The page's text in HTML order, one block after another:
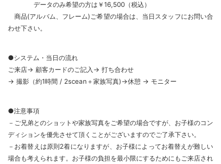
データのみ希望の方は￥16,500（税込）
商品(アルバム、フレーム)ご希望の場合は、当日スタッフにお問い合
わせ下さい。
●システム・当日の流れ
ご来店→ 顧客カードのご記入→ 打ち合わせ
→ 撮影（約1時間 / 2scean＋家族写真)→休憩 → モニター
●注意事項
－ご兄弟とのショットや家族写真をご希望の場合ですが、お子様のコン
ディションを優先させて頂くことがございますのでご了承下さい。
－お着替えは原則2着になりますが、お子様によってお着替えが難しい
場合も考えられます。お子様の負担を最小限にするためにもご来店され